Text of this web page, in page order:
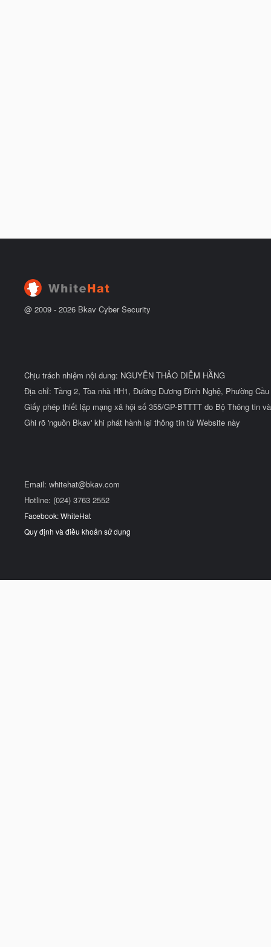
@ 2009 - 2026 Bkav Cyber Security
Chịu trách nhiệm nội dung: NGUYỄN THẢO DIỄM HẰNG
Địa chỉ: Tầng 2, Tòa nhà HH1, Đường Dương Đình Nghệ, Phường
Giấy phép thiết lập mạng xã hội số 355/GP-BTTTT do Bộ Thông tin
Ghi rõ 'nguồn Bkav' khi phát hành lại thông tin từ Website này
Email: whitehat@bkav.com
Hotline: (024) 3763 2552
Facebook: WhiteHat
Quy định và điều khoản sử dụng